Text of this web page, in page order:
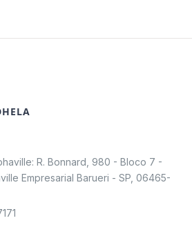
R. Bonnard, 980 - Bloco 7 -
Empresarial Barueri - SP, 06465-